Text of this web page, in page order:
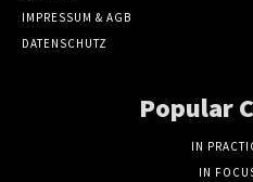
IMPRESSUM & AGB
DATENSCHUTZ
Popular
IN
IN